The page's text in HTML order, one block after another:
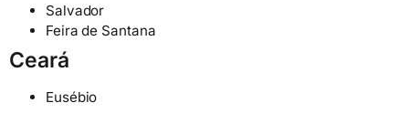
Salvador
Feira de Santana
Ceará
Eusébio